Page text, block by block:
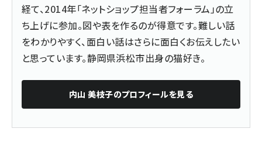
経て、2014年「ネットショップ担当者フォーラム」の立
ち上げに参加。図や表を作るのが得意です。難しい話
をわかりやすく、面白い話はさらに面白くお伝えしたい
と思っています。静岡県浜松市出身の猫好き。
内山 美枝子のプロフィールを見る